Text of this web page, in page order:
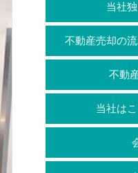
当社
不動産売却の
不動
当社は